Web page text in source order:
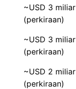
~USD 3 miliar
(perkiraan)
~USD 3 miliar
(perkiraan)
~USD 2 miliar
(perkiraan)